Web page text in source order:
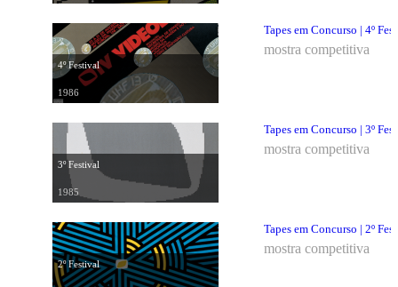
4º Festival
1986
Tapes em Concurso | 4º
mostra competitiva
3º Festival
1985
Tapes em Concurso | 3º
mostra competitiva
2º Festival
Tapes em Concurso | 2º
mostra competitiva